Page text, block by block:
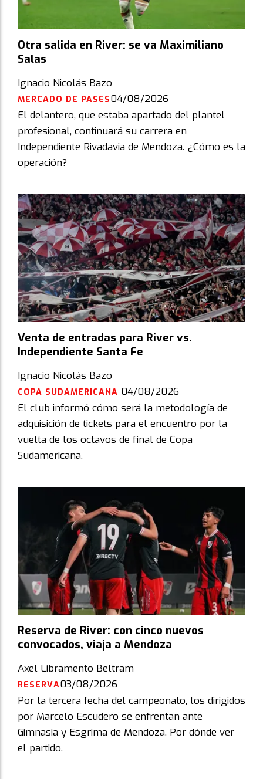
Otra salida en River: se va Maximiliano
Salas
Ignacio Nicolás Bazo
MERCADO DE PASES04/08/2026
El delantero, que estaba apartado del plantel
profesional, continuará su carrera en
Independiente Rivadavia de Mendoza. ¿Cómo es la
operación?
Venta de entradas para River vs.
Independiente Santa Fe
Ignacio Nicolás Bazo
COPA SUDAMERICANA 04/08/2026
El club informó cómo será la metodología de
adquisición de tickets para el encuentro por la
vuelta de los octavos de final de Copa
Sudamericana.
Reserva de River: con cinco nuevos
convocados, viaja a Mendoza
Axel Libramento Beltram
RESERVA03/08/2026
Por la tercera fecha del campeonato, los dirigidos
por Marcelo Escudero se enfrentan ante
Gimnasia y Esgrima de Mendoza. Por dónde ver
el partido.